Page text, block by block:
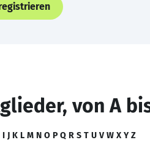
von A
I J K L M N O P Q R S T U V W X Y Z